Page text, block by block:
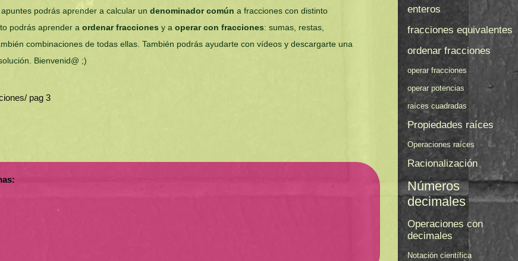
podrás aprender a calcular undenominador común a fracciones con distinto
podrás aprender aordenar fracciones y aoperar con fracciones: sumas, restas,
combinaciones de todas ellas. También podrás ayudarte con vídeos y descargarte una
Bienvenid@ ;)
enteros
fracciones equivalentes
ordenar fracciones
operar fracciones
operar potencias
raíces cuadradas
Propiedades raíces
Operaciones raíces
Racionalización
Números
decimales
Operaciones con
decimales
Notación científica